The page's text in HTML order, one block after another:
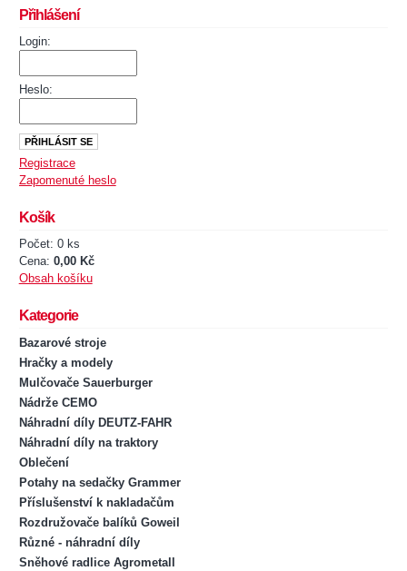
Přihlášení
Login:
Heslo:
Registrace
Zapomenuté heslo
Košík
Počet: 0 ks
Cena: 0,00 Kč
Obsah košíku
Kategorie
Bazarové stroje
Hračky a modely
Mulčovače Sauerburger
Nádrže CEMO
Náhradní díly DEUTZ-FAHR
Náhradní díly na traktory
Oblečení
Potahy na sedačky Grammer
Příslušenství k nakladačům
Rozdružovače balíků Goweil
Různé - náhradní díly
Sněhové radlice Agrometall